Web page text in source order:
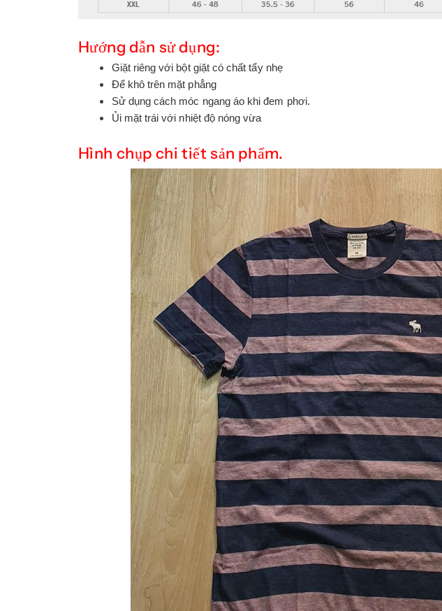
Hướng dẫn sử dụng:
Giặt riêng với bột giặt có chất tẩy nhẹ
Để khô trên mặt phẳng
Sử dụng cách móc ngang áo khi đem phơi.
Ủi mặt trái với nhiệt độ nóng vừa
Hình chụp chi tiết sản phẩm.